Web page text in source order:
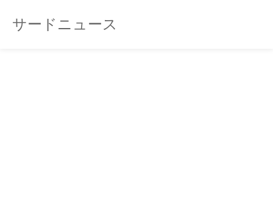
サードニュース